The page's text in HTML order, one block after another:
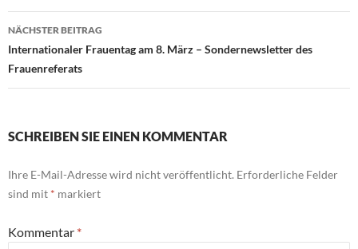
NÄCHSTER BEITRAG
Internationaler Frauentag am 8. März – Sondernewsletter des
Frauenreferats
SCHREIBEN SIE EINEN KOMMENTAR
Ihre E-Mail-Adresse wird nicht veröffentlicht. Erforderliche Felder
sind mit * markiert
Kommentar *